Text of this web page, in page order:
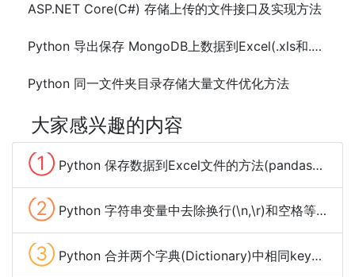
ASP.NET Core(C#) 存储上传的文件接口及实现方法
Python 导出保存 MongoDB上数据到Excel(.xls和.csv)文件
Python 同一文件夹目录存储大量文件优化方法
大家感兴趣的内容
① Python 保存数据到Excel文件的方法(pandas、xlwt、openpyxl、xlsxwriter)
② Python 字符串变量中去除换行(\n,\r)和空格等特殊字符的方法
③ Python 合并两个字典(Dictionary)中相同key的value的方法及示例代码